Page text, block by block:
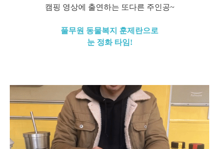
캠핑 영상에 출연하는 또다른 주인공~
풀무원 동물복지 훈제란으로
눈 정화 타임!